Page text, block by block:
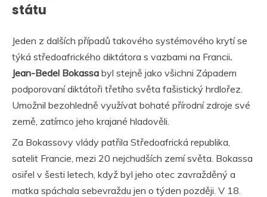
státu
Jeden z dalších případů takového systémového krytí se
týká středoafrického diktátora s vazbami na Francii.
Jean-Bedel Bokassa byl stejně jako všichni Západem
podporovaní diktátoři třetího světa fašistický hrdlořez.
Umožnil bezohledně využívat bohaté přírodní zdroje své
země, zatímco jeho krajané hladověli.
Za Bokassovy vlády patřila Středoafrická republika,
satelit Francie, mezi 20 nejchudších zemí světa. Bokassa
osiřel v šesti letech, když byl jeho otec zavražděný a
matka spáchala sebevraždu jen o týden později. V 18.